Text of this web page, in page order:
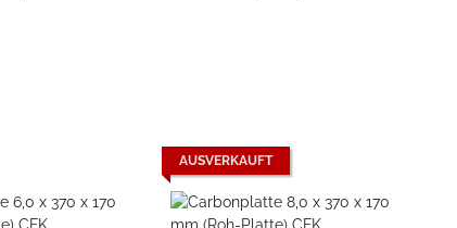
AUSVERKAUFT